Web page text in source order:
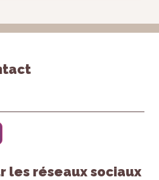
les réseaux sociaux